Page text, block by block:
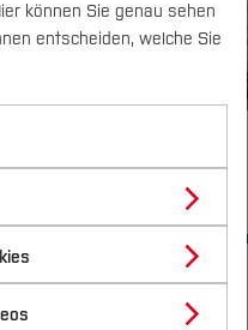
DE|EN Quicklinks
of
können Sie genau sehen
entscheiden, welche Sie